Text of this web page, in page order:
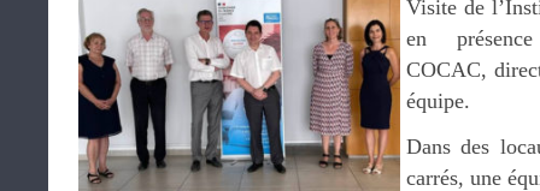
Visite de
en
COCAC,
équipe.
Dans des
carrés, une